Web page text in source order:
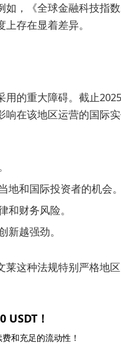
，《全球金融科技指数
存在显着差异。
的重大障碍。截止
在该地区运营的国际
和国际投资者的机会。
财务风险。
越强劲。
这种法规特别严格地
USDT！
和充足的流动性！